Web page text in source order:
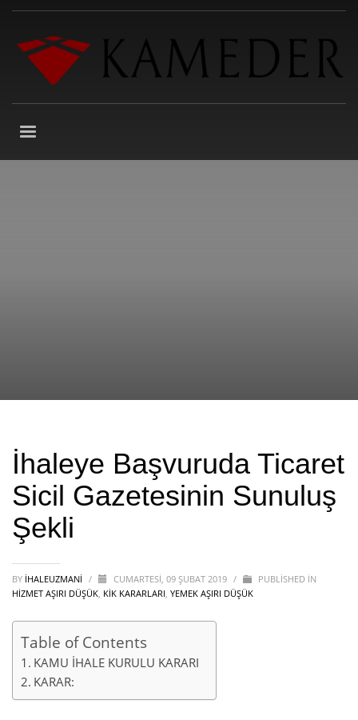
İhaleye Başvuruda Ticaret
Sicil Gazetesinin Sunuluş
Şekli
BY IHALEUZMANI / CUMARTESI, 09 ŞUBAT 2019 /
PUBLISHED IN
HİZMET AŞIRI DÜŞÜK, KİK KARARLARI, YEMEK AŞIRI DÜŞÜK
Table of Contents
KAMU İHALE KURULU KARARI
KARAR: